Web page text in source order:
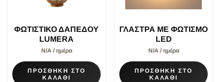
ΦΩΤΙΣΤΙΚΟ ΔΑΠΕΔΟΥ
LUMERA
Ν/Α / ημέρα
ΠΡΟΣΘΗΚΗ ΣΤΟ
ΚΑΛΑΘΙ
ΓΛΑΣΤΡΑ ΜΕ ΦΩΤΙΣΜΟ
LED
Ν/Α / ημέρα
ΠΡΟΣΘΗΚΗ ΣΤΟ
ΚΑΛΑΘΙ